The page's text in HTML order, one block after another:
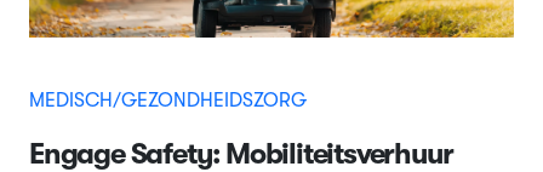
MEDISCH/GEZONDHEIDSZORG
Engage Safety: Mobiliteitsverhuur